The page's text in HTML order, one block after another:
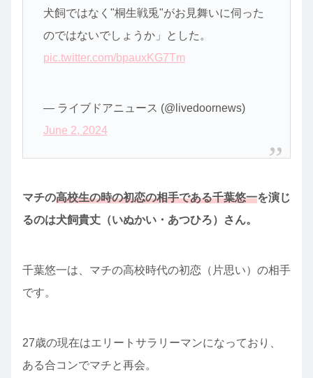
犬飼ではなく"桐生戦兎"がお見舞いに伺った
のではないでしょうか」とした。
pic.twitter.com/bpauxKG7Tm
— ライブドアニュース (@livedoornews)
June 2, 2024
マチの高校生の時の初恋の相手である千葉悠一を演じ
るのは犬飼貴丈（いぬかい・あつひろ）さん。
千葉悠一は、マチの高校時代の初恋（片思い）の相手
です。
27歳の現在はエリートサラリーマンになっており、
ある合コンでマチと再会。